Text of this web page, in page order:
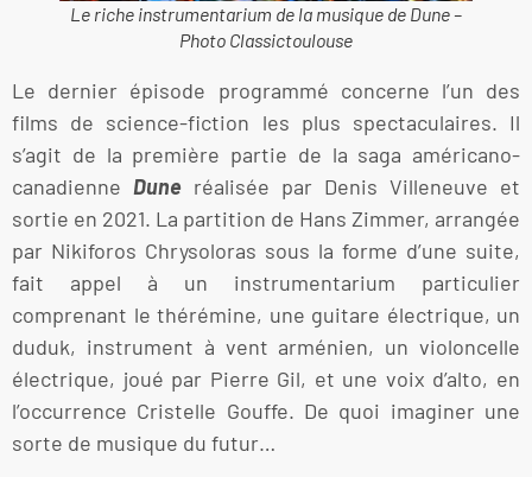
Le riche instrumentarium de la musique de Dune –
Photo Classictoulouse
Le dernier épisode programmé concerne l’un des
films de science-fiction les plus spectaculaires. Il
s’agit de la première partie de la saga américano-
canadienne Dune réalisée par Denis Villeneuve et
sortie en 2021. La partition de Hans Zimmer, arrangée
par Nikiforos Chrysoloras sous la forme d’une suite,
fait appel à un instrumentarium particulier
comprenant le thérémine, une guitare électrique, un
duduk, instrument à vent arménien, un violoncelle
électrique, joué par Pierre Gil, et une voix d’alto, en
l’occurrence Cristelle Gouffe. De quoi imaginer une
sorte de musique du futur…